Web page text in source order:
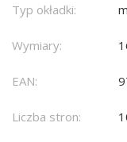
Typ okładki:
Wymiary:
EAN:
Liczba stron: